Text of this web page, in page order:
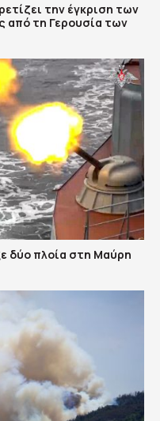
την έγκριση των
από τη Γερουσία των
δύο πλοία στη Μαύρη